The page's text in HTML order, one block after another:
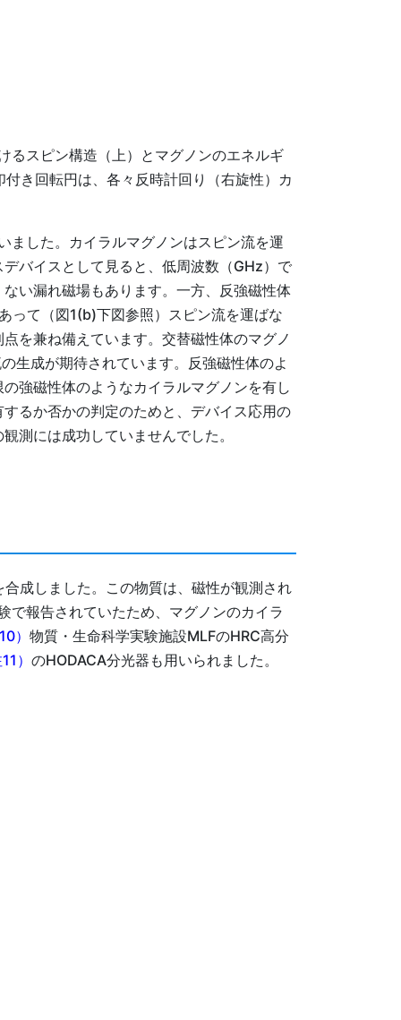
るスピン構造（上）とマグノンのエネルギ
き回転円は、各々反時計回り（右旋性）カ
ました。カイラルマグノンはスピン流を運
バイスとして見ると、低周波数（GHz）で
い漏れ磁場もあります。一方、反強磁性体
って（図1(b)下図参照）スピン流を運ばな
を兼ね備えています。交替磁性体のマグノ
生成が期待されています。反強磁性体のよ
強磁性体のようなカイラルマグノンを有し
るか否かの判定のためと、デバイス応用の
測には成功していませんでした。
成しました。この物質は、磁性が観測され
で報告されていたため、マグノンのカイラ
） 物質・生命科学実験施設MLFのHRC高分
） のHODACA分光器も用いられました。